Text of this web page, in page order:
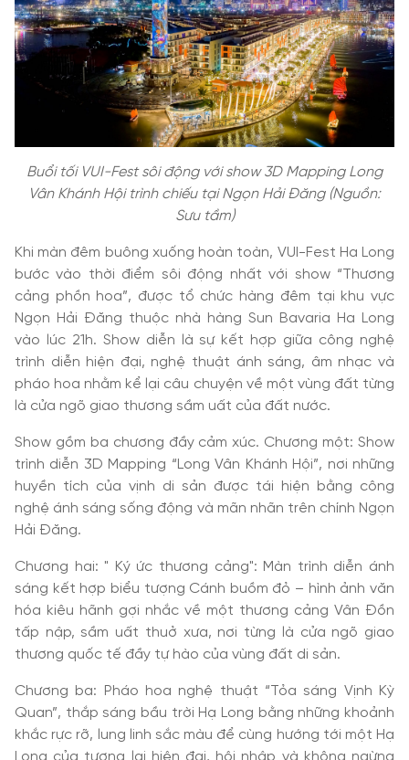
Buổi tối VUI-Fest sôi động với show 3D Mapping Long
Vân Khánh Hội trình chiếu tại Ngọn Hải Đăng (Nguồn:
Sưu tầm)
Khi màn đêm buông xuống hoàn toàn, VUI-Fest Ha Long
bước vào thời điểm sôi động nhất với show “Thương
cảng phồn hoa”, được tổ chức hàng đêm tại khu vực
Ngọn Hải Đăng thuộc nhà hàng Sun Bavaria Ha Long
vào lúc 21h. Show diễn là sự kết hợp giữa công nghệ
trình diễn hiện đại, nghệ thuật ánh sáng, âm nhạc và
pháo hoa nhằm kể lại câu chuyện về một vùng đất từng
là cửa ngõ giao thương sầm uất của đất nước.
Show gồm ba chương đầy cảm xúc. Chương một: Show
trình diễn 3D Mapping “Long Vân Khánh Hội”, nơi những
huyền tích của vịnh di sản được tái hiện bằng công
nghệ ánh sáng sống động và mãn nhãn trên chính Ngọn
Hải Đăng.
Chương hai: " Ký ức thương cảng": Màn trình diễn ánh
sáng kết hợp biểu tượng Cánh buồm đỏ – hình ảnh văn
hóa kiêu hãnh gợi nhắc về một thương cảng Vân Đồn
tấp nập, sầm uất thuở xưa, nơi từng là cửa ngõ giao
thương quốc tế đầy tự hào của vùng đất di sản.
Chương ba: Pháo hoa nghệ thuật “Tỏa sáng Vịnh Kỳ
Quan”, thắp sáng bầu trời Hạ Long bằng những khoảnh
khắc rực rỡ, lung linh sắc màu để cùng hướng tới một Hạ
Long của tương lai hiện đại, hội nhập và không ngừng